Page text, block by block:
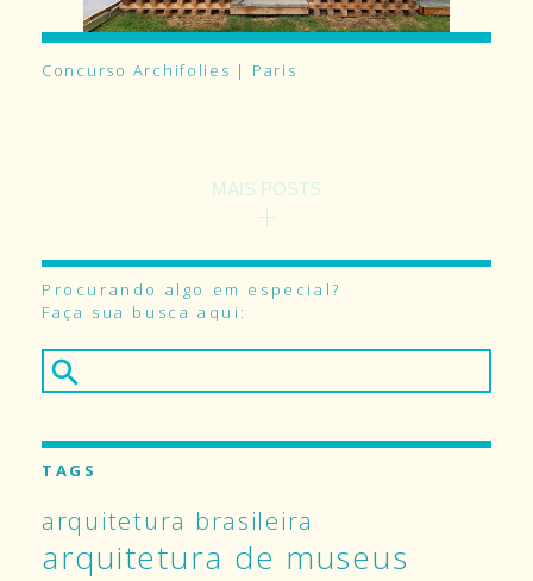
Concurso Archifolies | Paris
MAIS POSTS
Procurando algo em especial?
Faça sua busca aqui:
TAGS
arquitetura brasileira
arquitetura de museus